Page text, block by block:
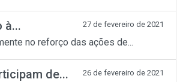
à... 27 de fevereiro de 2021
no reforço das ações de...
de... 26 de fevereiro de 2021